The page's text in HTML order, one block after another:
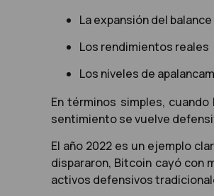
La expansión del
Los rendimientos reales
Los niveles de
En términos simples,
sentimiento se vuelve
El año 2022 es un ejemplo
dispararon, Bitcoin cayó con
activos defensivos